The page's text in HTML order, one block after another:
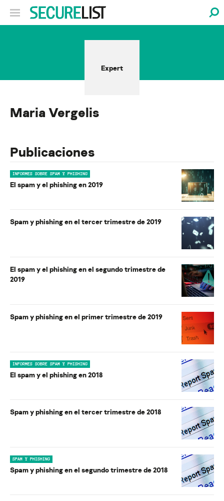
Expert
Maria Vergelis
Publicaciones
INFORMES SOBRE SPAM Y PHISHING
El spam y el phishing en 2019
Spam y phishing en el tercer trimestre de 2019
El spam y el phishing en el segundo trimestre de
2019
Spam y phishing en el primer trimestre de 2019
INFORMES SOBRE SPAM Y PHISHING
El spam y el phishing en 2018
Spam y phishing en el tercer trimestre de 2018
SPAM Y PHISHING
Spam y phishing en el segundo trimestre de 2018